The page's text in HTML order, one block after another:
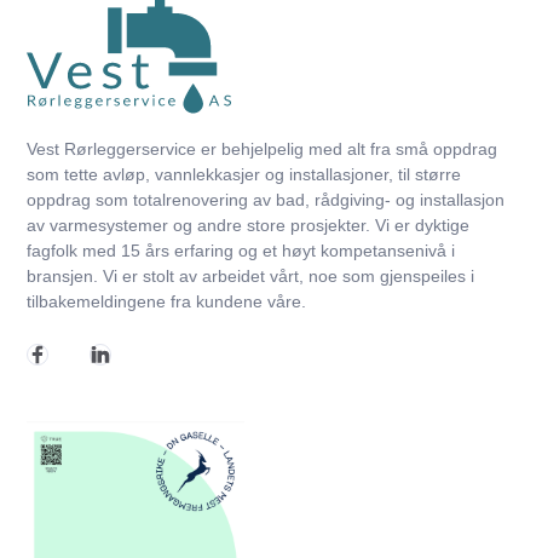
Vest Rørleggerservice er behjelpelig med alt fra små oppdrag
som tette avløp, vannlekkasjer og installasjoner, til større
oppdrag som totalrenovering av bad, rådgiving- og installasjon
av varmesystemer og andre store prosjekter. Vi er dyktige
fagfolk med 15 års erfaring og et høyt kompetansenivå i
bransjen. Vi er stolt av arbeidet vårt, noe som gjenspeiles i
tilbakemeldingene fra kundene våre.